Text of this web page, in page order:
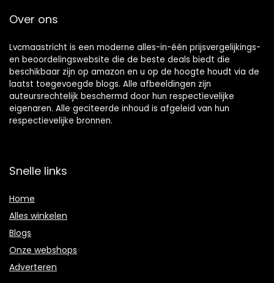
Over ons
Lvcmaastricht is een moderne alles-in-één prijsvergelijkings-
en beoordelingswebsite die de beste deals biedt die
beschikbaar zijn op amazon en u op de hoogte houdt via de
laatst toegevoegde blogs. Alle afbeeldingen zijn
auteursrechtelijk beschermd door hun respectievelijke
eigenaren. Alle geciteerde inhoud is afgeleid van hun
respectievelijke bronnen.
Snelle links
Home
Alles winkelen
Blogs
Onze webshops
Adverteren